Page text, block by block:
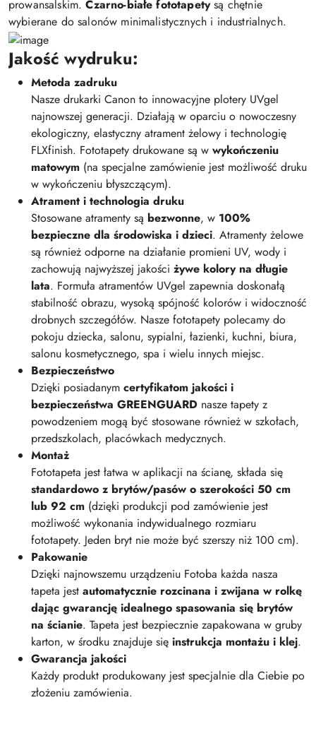
prowansalskim.Czarno-białe fototapetysą chętnie
wybierane do salonów minimalistycznych i industrialnych.
Jakość wydruku:
Metoda zadruku
Nasze drukarki Canon to innowacyjne plotery UVgel
najnowszej generacji. Działają w oparciu o nowoczesny
ekologiczny, elastyczny atrament żelowy i technologię
FLXfinish. Fototapety drukowane są w wykończeniu
matowym (na specjalne zamówienie jest możliwość druku
w wykończeniu błyszczącym).
Atrament i technologia druku
Stosowane atramenty są bezwonne, w 100%
bezpieczne dla środowiska i dzieci. Atramenty żelowe
są również odporne na działanie promieni UV, wody i
zachowują najwyższej jakości żywe kolory na długie
lata. Formuła atramentów UVgel zapewnia doskonałą
stabilność obrazu, wysoką spójność kolorów i widoczność
drobnych szczegółów. Nasze fototapety polecamy do
pokoju dziecka, salonu, sypialni, łazienki, kuchni, biura,
salonu kosmetycznego, spa i wielu innych miejsc.
Bezpieczeństwo
Dzięki posiadanym certyfikatom jakości i
bezpieczeństwa GREENGUARD nasze tapety z
powodzeniem mogą być stosowane również w szkołach,
przedszkolach, placówkach medycznych.
Montaż
Fototapeta jest łatwa w aplikacji na ścianę, składa się
standardowo z brytów/pasów o szerokości 50 cm
lub 92 cm (dzięki produkcji pod zamówienie jest
możliwość wykonania indywidualnego rozmiaru
fototapety. Jeden bryt nie może być szerszy niż 100 cm).
Pakowanie
Dzięki najnowszemu urządzeniu Fotoba każda nasza
tapeta jest automatycznie rozcinana i zwijana w rolkę
dając gwarancję idealnego spasowania się brytów
na ścianie. Tapeta jest bezpiecznie zapakowana w gruby
karton, w środku znajduje się instrukcja montażu i klej.
Gwarancja jakości
Każdy produkt produkowany jest specjalnie dla Ciebie po
złożeniu zamówienia.